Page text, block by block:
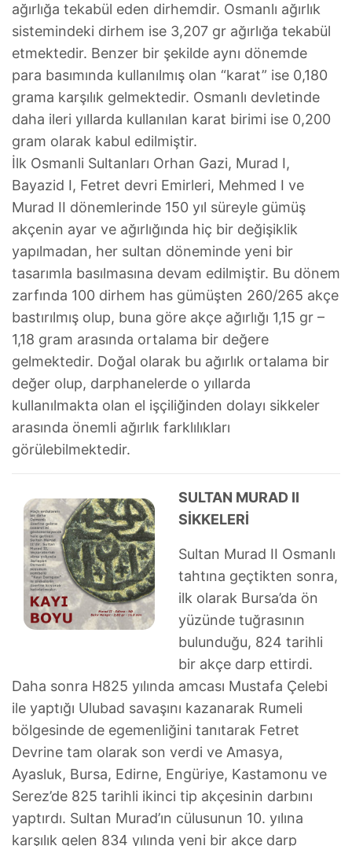
ağırlığa tekabül eden dirhemdir. Osmanlı ağırlık
sistemindeki dirhem ise 3,207 gr ağırlığa tekabül
etmektedir. Benzer bir şekilde aynı dönemde
para basımında kullanılmış olan “karat” ise 0,180
grama karşılık gelmektedir. Osmanlı devletinde
daha ileri yıllarda kullanılan karat birimi ise 0,200
gram olarak kabul edilmiştir.
İlk Osmanli Sultanları Orhan Gazi, Murad I,
Bayazid I, Fetret devri Emirleri, Mehmed I ve
Murad II dönemlerinde 150 yıl süreyle gümüş
akçenin ayar ve ağırlığında hiç bir değişiklik
yapılmadan, her sultan döneminde yeni bir
tasarımla basılmasına devam edilmiştir. Bu dönem
zarfında 100 dirhem has gümüşten 260/265 akçe
bastırılmış olup, buna göre akçe ağırlığı 1,15 gr –
1,18 gram arasında ortalama bir değere
gelmektedir. Doğal olarak bu ağırlık ortalama bir
değer olup, darphanelerde o yıllarda
kullanılmakta olan el işçiliğinden dolayı sikkeler
arasında önemli ağırlık farklılıkları
görülebilmektedir.
SULTAN MURAD II
SİKKELERİ
Sultan Murad II Osmanlı
tahtına geçtikten sonra,
ilk olarak Bursa’da ön
yüzünde tuğrasının
bulunduğu, 824 tarihli
bir akçe darp ettirdi.
Daha sonra H825 yılında amcası Mustafa Çelebi
ile yaptığı Ulubad savaşını kazanarak Rumeli
bölgesinde de egemenliğini tanıtarak Fetret
Devrine tam olarak son verdi ve Amasya,
Ayasluk, Bursa, Edirne, Engüriye, Kastamonu ve
Serez’de 825 tarihli ikinci tip akçesinin darbını
yaptırdı. Sultan Murad’ın cülusunun 10. yılına
karşılık gelen 834 yılında yeni bir akçe darp